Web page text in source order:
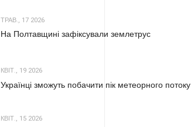
ТРАВ., 17 2026
На Полтавщині зафіксували землетрус
КВІТ., 19 2026
Українці зможуть побачити пік метеорного
КВІТ., 15 2026